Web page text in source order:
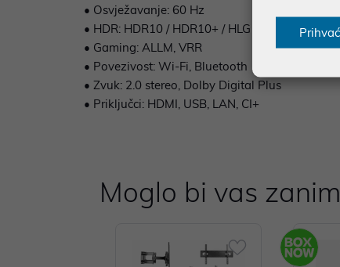
• Osvježavanje: 60 Hz
• HDR: HDR10 / HDR10+ / HLG
• Gaming: ALLM, VRR
• Povezivost: Wi-Fi, Bluetooth
• Zvuk: 2.0 stereo, Dolby Digital Plus
• Priključci: HDMI, USB, LAN, CI+
Moglo bi vas